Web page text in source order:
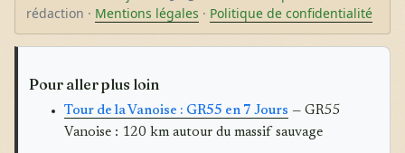
rédaction · Mentions légales · Politique de confidentialité
Pour aller plus loin
Tour de la Vanoise : GR55 en 7 Jours — GR55
Vanoise : 120 km autour du massif sauvage